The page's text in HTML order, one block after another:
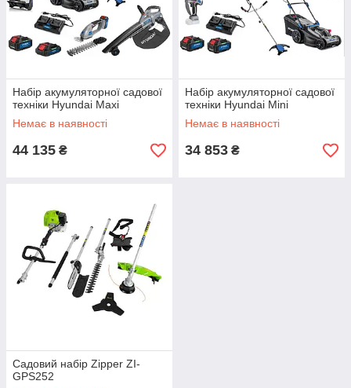
Набір акумуляторної садової
техніки Hyundai Maxi
Немає в наявності
44 135 ₴
Набір акумуляторної садової
техніки Hyundai Mini
Немає в наявності
34 853 ₴
Садовий набір Zipper ZI-
GPS252